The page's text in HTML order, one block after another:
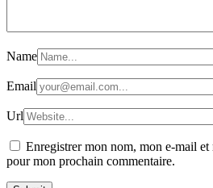
Name
Email
Url
Enregistrer mon nom, mon e-mail
pour mon prochain commentaire.